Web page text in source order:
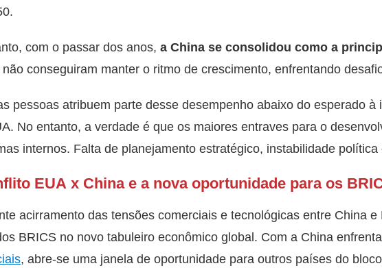
com o passar dos anos, a China se consolidou como a
conseguiram manter o ritmo de crescimento, enfrentando
pessoas atribuem parte desse desempenho abaixo do esperado
No entanto, a verdade é que os maiores entraves para o
internos. Falta de planejamento estratégico, instabilidade
EUA x China e a nova oportunidade para os
acirramento das tensões comerciais e tecnológicas entre China
BRICS no novo tabuleiro econômico global. Com a China
, abre-se uma janela de oportunidade para outros países do